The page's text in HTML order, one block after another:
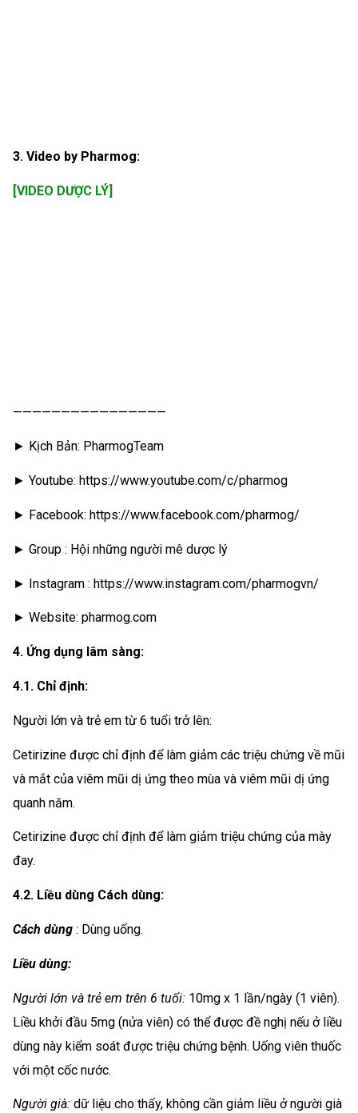
3. Video by Pharmog:
[VIDEO DƯỢC LÝ]
————————————————
► Kịch Bản: PharmogTeam
► Youtube: https://www.youtube.com/c/pharmog
► Facebook: https://www.facebook.com/pharmog/
► Group : Hội những người mê dược lý
► Instagram : https://www.instagram.com/pharmogvn/
► Website: pharmog.com
4. Ứng dụng lâm sàng:
4.1. Chỉ định:
Người lớn và trẻ em từ 6 tuổi trở lên:
Cetirizine được chỉ định để làm giảm các triệu chứng về mũi
và mắt của viêm mũi dị ứng theo mùa và viêm mũi dị ứng
quanh năm.
Cetirizine được chỉ định để làm giảm triệu chứng của mày
đay.
4.2. Liều dùng Cách dùng:
Cách dùng : Dùng uống.
Liều dùng:
Người lớn và trẻ em trên 6 tuổi: 10mg x 1 lần/ngày (1 viên).
Liều khởi đầu 5mg (nửa viên) có thể được đề nghị nếu ở liều
dùng này kiểm soát được triệu chứng bệnh. Uống viên thuốc
với một cốc nước.
Người già: dữ liệu cho thấy, không cần giảm liều ở người già